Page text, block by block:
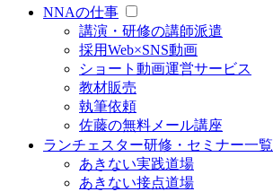
NNAの仕事
講演・研修の講師派遣
採用Web×SNS動画
ショート動画運営サービス
教材販売
執筆依頼
佐藤の無料メール講座
ランチェスター研修・セミナー一覧
あきない実践道場
あきない接点道場